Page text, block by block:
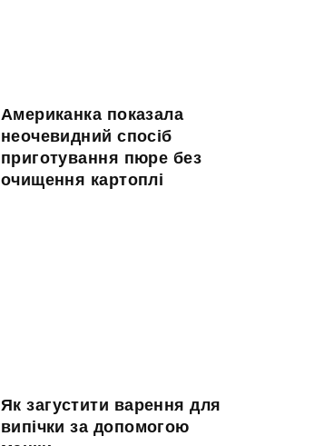
Американка показала
неочевидний спосіб
приготування пюре без
очищення картоплі
Як загустити варення для
випічки за допомогою